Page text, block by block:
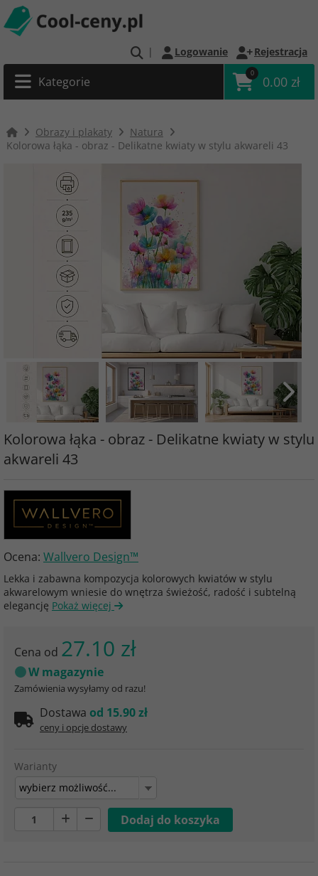
| Logowanie Rejestracja
Kategorie
0
0.00 zł
Obrazy i plakaty
Natura
Kolorowa łąka - obraz - Delikatne kwiaty w stylu akwareli 43
Kolorowa łąka - obraz - Delikatne kwiaty w stylu
akwareli 43
Ocena: Wallvero Design™
Lekka i zabawna kompozycja kolorowych kwiatów w stylu
akwarelowym wniesie do wnętrza świeżość, radość i subtelną
elegancję Pokaż więcej
Cena od 27.10 zł
W magazynie
Zamówienia wysyłamy od razu!
Dostawa od 15.90 zł
ceny i opcje dostawy
Warianty
wybierz możliwość...